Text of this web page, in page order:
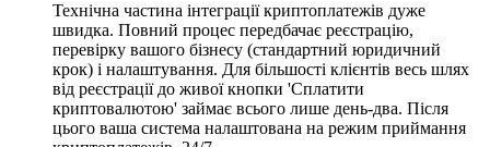
Технічна частина інтеграції криптоплатежів дуже
швидка. Повний процес передбачає реєстрацію,
перевірку вашого бізнесу (стандартний юридичний
крок) і налаштування. Для більшості клієнтів весь шлях
від реєстрації до живої кнопки 'Сплатити
криптовалютою' займає всього лише день-два. Після
цього ваша система налаштована на режим приймання